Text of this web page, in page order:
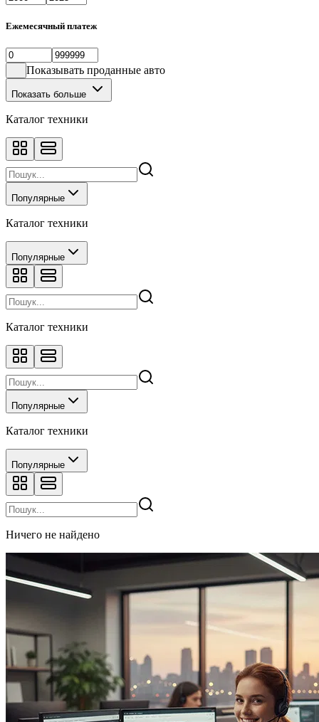
Ежемесячный платеж
Показывать проданные авто
Показать больше
Каталог техники
Популярные
Каталог техники
Популярные
Каталог техники
Популярные
Каталог техники
Популярные
Ничего не найдено